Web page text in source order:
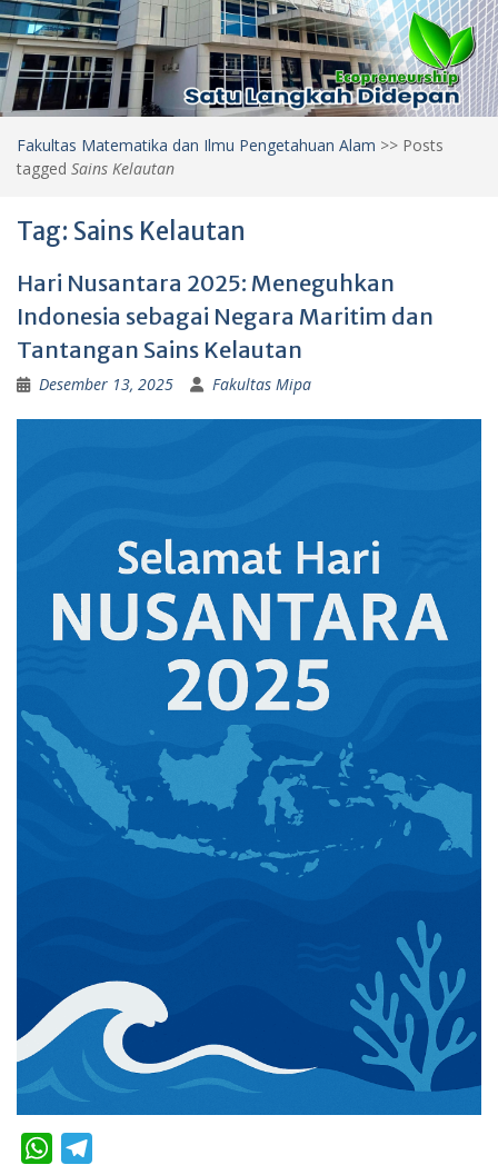
Fakultas Matematika dan Ilmu Pengetahuan Alam >> Posts
tagged Sains Kelautan
Tag: Sains Kelautan
Hari Nusantara 2025: Meneguhkan
Indonesia sebagai Negara Maritim dan
Tantangan Sains Kelautan
Desember 13, 2025 Fakultas Mipa
W